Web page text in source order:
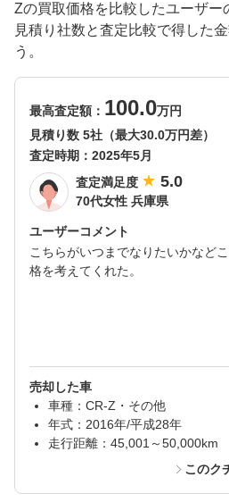
Zの買取価格を比較したユーザー
見積り社数と査定比較で得した
う。
最高査定額： 100.0万円
見積り数 5社（最大30.0万円差）
査定時期： 2025年5月
査定満足度
5.0
70代女性 兵庫県
ユーザーコメント
こちらがいつまでなりたいかなど
格を考えてくれた。
売却した車
車種：CR-Z・その他
年式：2016年/平成28年
走行距離：45,001～50,000km
このク